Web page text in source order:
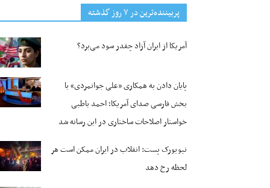
پربیننده‌ترین‌ در ۷ روز گذشته
آمریکا از ایران آزاد چقدر سود می‌برد؟
پایان دادن به همکاری «علی جوانمردی» با
بخش فارسی صدای آمریکا؛ احمد باطبی
خواستار اصلاحات ساختاری در این رسانه شد
نیویورک پست: انقلاب در ایران ممکن است هر
لحظه رخ دهد